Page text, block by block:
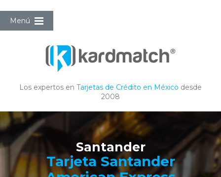
Menú
Los expertos en Tarjetas de Crédito en México desde
2008
Santander
Tarjeta Santander